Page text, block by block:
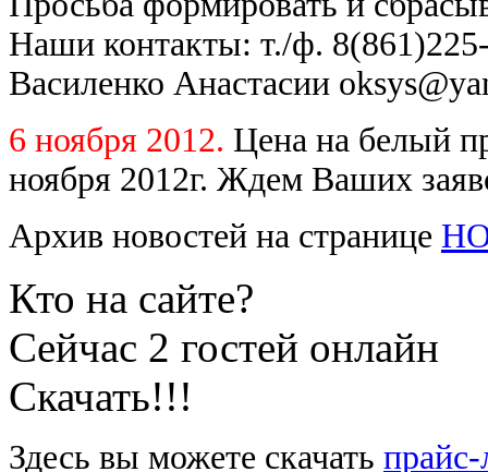
Наши контакты: т./ф.
Василенко Анастасии
6 ноября 2012. Цена на белый
ноября 2012г. Ждем Ваших
Архив новостей на странице
Кто на сайте?
Сейчас 2 гостей онлайн
Скачать!!!
Здесь вы можете скачать